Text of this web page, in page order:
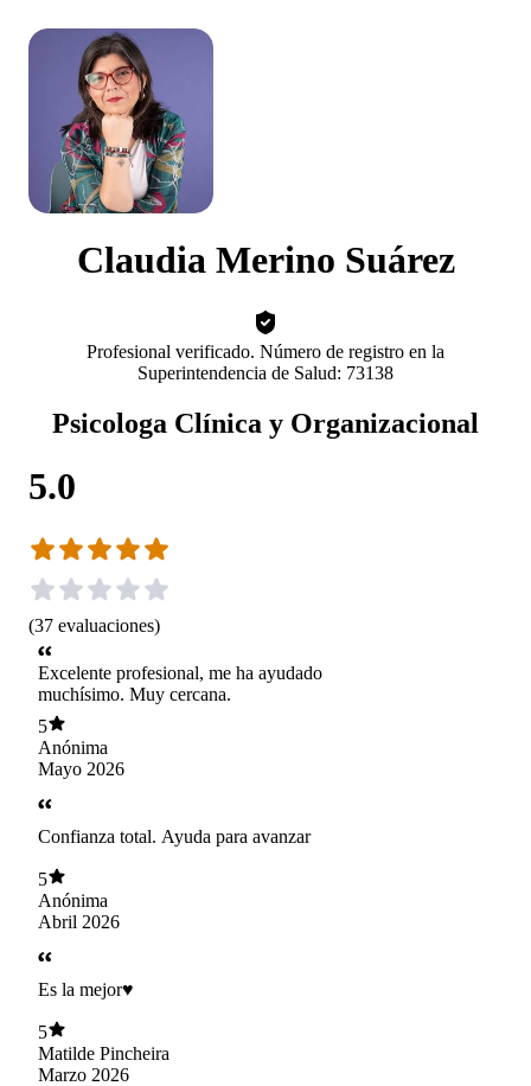
Claudia Merino Suárez
Profesional verificado. Número de registro en la
Superintendencia de Salud: 73138
Psicologa Clínica y Organizacional
5.0
(37 evaluaciones)
Excelente profesional, me ha ayudado
muchísimo. Muy cercana.
5
Anónima
Mayo 2026
Confianza total. Ayuda para avanzar
5
Anónima
Abril 2026
Es la mejor♥️
5
Matilde Pincheira
Marzo 2026